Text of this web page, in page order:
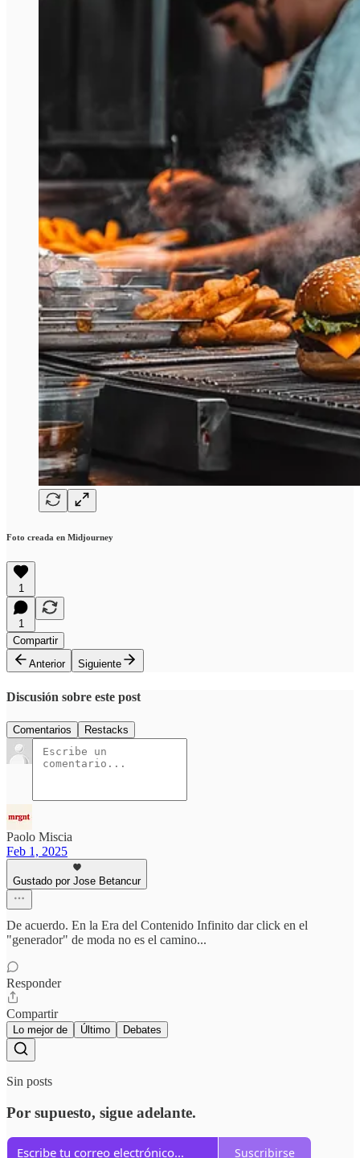
Foto creada en Midjourney
1
1
Compartir
Anterior
Siguiente
Discusión sobre este post
Comentarios Restacks
Paolo Miscia
Feb 1, 2025
Gustado por Jose Betancur
De acuerdo. En la Era del Contenido Infinito dar click en el
"generador" de moda no es el camino...
Responder
Compartir
Lo mejor de Último Debates
Sin posts
Por supuesto, sigue adelante.
Suscribirse